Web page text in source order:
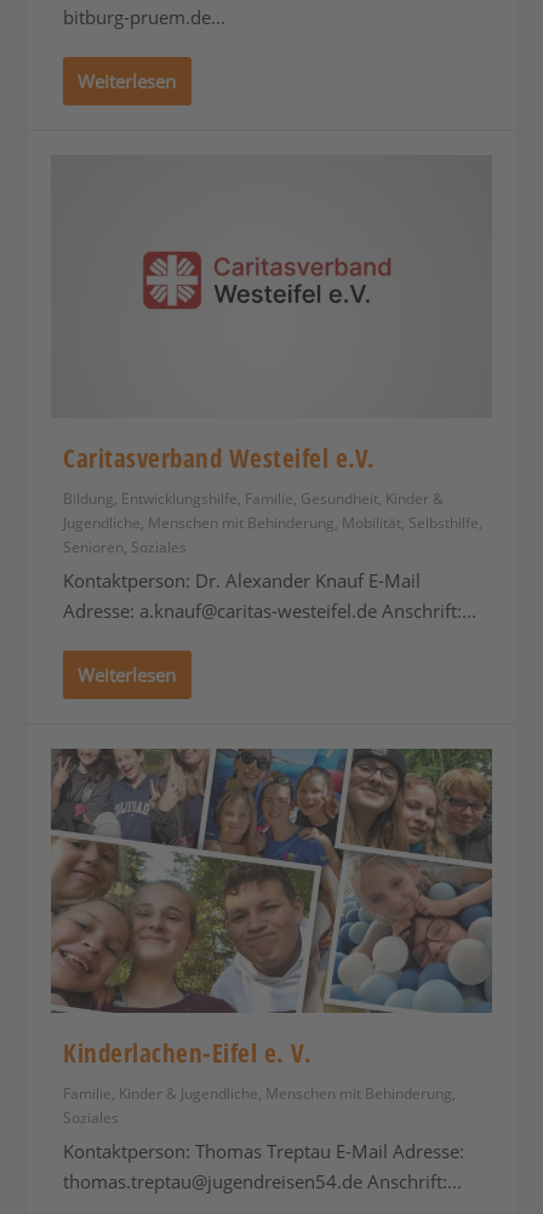
bitburg-pruem.de...
Weiterlesen
Caritasverband Westeifel e.V.
Bildung, Entwicklungshilfe, Familie, Gesundheit, Kinder &
Jugendliche, Menschen mit Behinderung, Mobilität, Selbsthilfe,
Senioren, Soziales
Kontaktperson: Dr. Alexander Knauf E-Mail
Adresse: a.knauf@caritas-westeifel.de Anschrift:...
Weiterlesen
Kinderlachen-Eifel e. V.
Familie, Kinder & Jugendliche, Menschen mit Behinderung,
Soziales
Kontaktperson: Thomas Treptau E-Mail Adresse:
thomas.treptau@jugendreisen54.de Anschrift:...